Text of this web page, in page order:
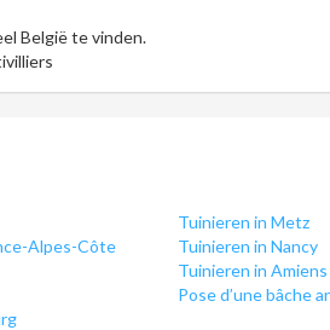
België te vinden.
Alpes-Côte
Tuinieren in Metz
Tuinieren in Nancy
Tuinieren in Amiens
Pose d’une bâche